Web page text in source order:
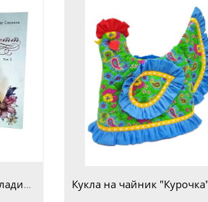
Книга "Туанетт" в 2-х тт Владимир Сериков